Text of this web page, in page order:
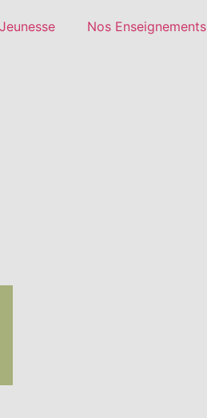
Jeunesse Nos Enseignements